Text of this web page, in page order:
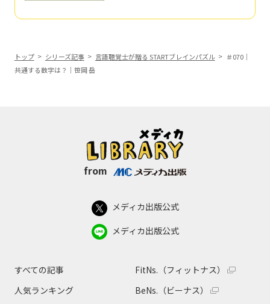
トップ シリーズ記事 言語聴覚士が贈る STARTブレインパズル
＃070｜
共通する数字は？｜笹岡 岳
from
メディカ出版公式
メディカ出版公式
すべての記事
人気ランキング
FitNs.（フィットナス）
BeNs.（ビーナス）